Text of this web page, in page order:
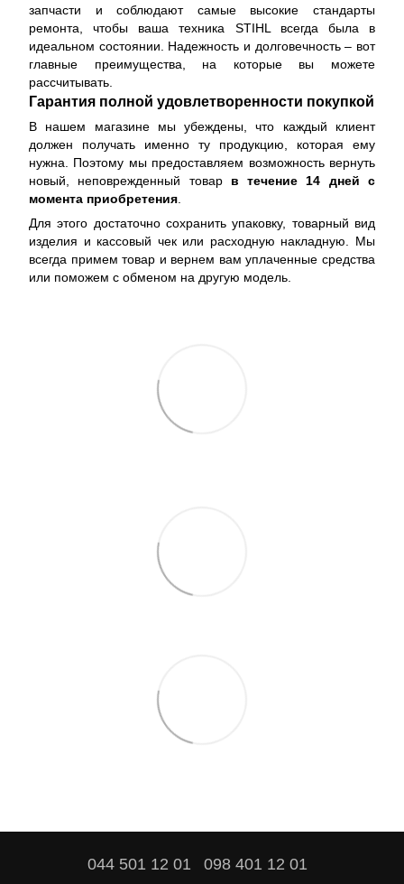
запчасти и соблюдают самые высокие стандарты
ремонта, чтобы ваша техника STIHL всегда была в
идеальном состоянии. Надежность и долговечность – вот
главные преимущества, на которые вы можете
рассчитывать.
Гарантия полной удовлетворенности покупкой
В нашем магазине мы убеждены, что каждый клиент
должен получать именно ту продукцию, которая ему
нужна. Поэтому мы предоставляем возможность вернуть
новый, неповрежденный товар в течение 14 дней с
момента приобретения
Для этого достаточно сохранить упаковку, товарный вид
изделия и кассовый чек или расходную накладную. Мы
всегда примем товар и вернем вам уплаченные средства
или поможем с обменом на другую модель.
044 501 12 01 098 401 12 01